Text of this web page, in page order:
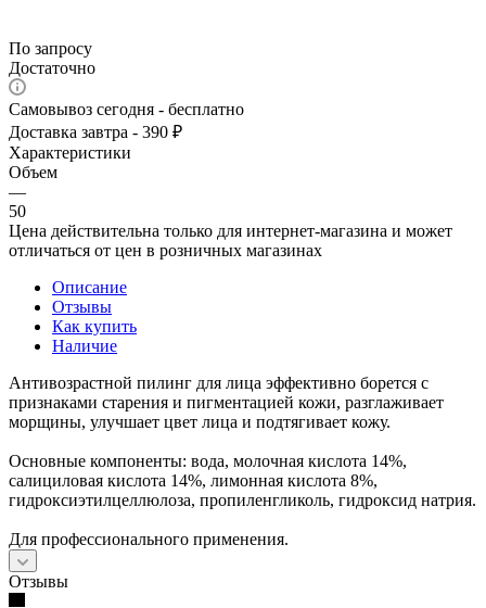
По запросу
Достаточно
Самовывоз сегодня - бесплатно
Доставка завтра - 390 ₽
Характеристики
Объем
—
50
Цена действительна только для интернет-магазина и может
отличаться от цен в розничных магазинах
Описание
Отзывы
Как купить
Наличие
Антивозрастной пилинг для лица эффективно борется с
признаками старения и пигментацией кожи, разглаживает
морщины, улучшает цвет лица и подтягивает кожу.
Основные компоненты: вода, молочная кислота 14%,
салициловая кислота 14%, лимонная кислота 8%,
гидроксиэтилцеллюлоза, пропиленгликоль, гидроксид натрия.
Для профессионального применения.
Отзывы